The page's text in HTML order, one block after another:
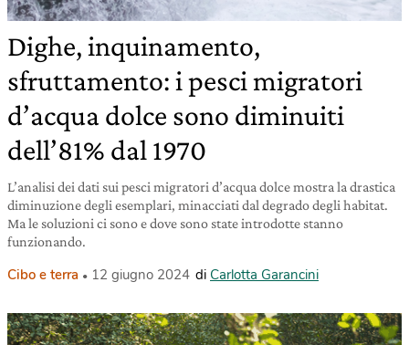
Dighe, inquinamento,
sfruttamento: i pesci migratori
d’acqua dolce sono diminuiti
dell’81% dal 1970
L’analisi dei dati sui pesci migratori d’acqua dolce mostra la drastica
diminuzione degli esemplari, minacciati dal degrado degli habitat.
Ma le soluzioni ci sono e dove sono state introdotte stanno
funzionando.
Cibo e terra 12 giugno 2024 di Carlotta Garancini